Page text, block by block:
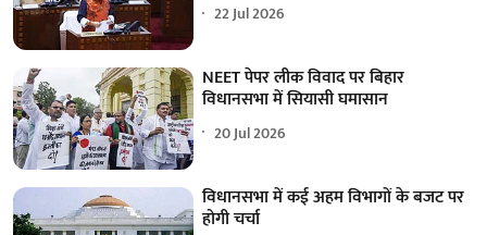
22 Jul 2026
NEET पेपर लीक विवाद पर बिहार
विधानसभा में सियासी घमासान
20 Jul 2026
विधानसभा में कई अहम विभागों के बजट पर
होगी चर्चा